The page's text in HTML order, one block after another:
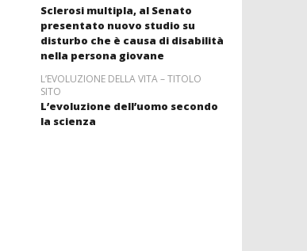
Sclerosi multipla, al Senato
presentato nuovo studio su
disturbo che è causa di disabilità
nella persona giovane
L’EVOLUZIONE DELLA VITA – TITOLO
SITO
L’evoluzione dell’uomo secondo
la scienza